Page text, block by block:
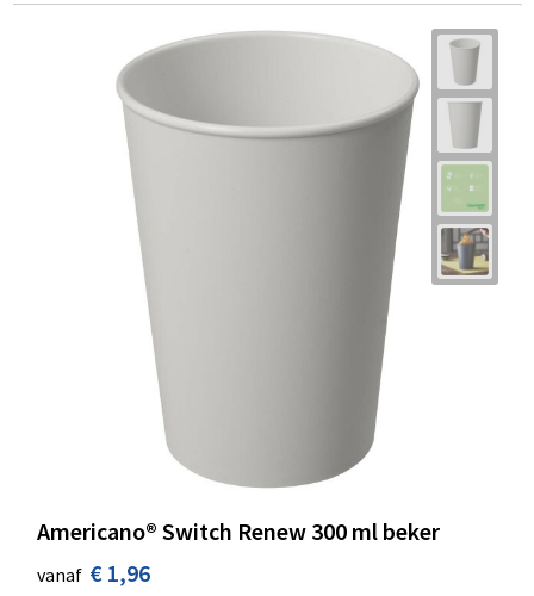
Americano® Switch Renew 300 ml beker
vanaf € 1,96